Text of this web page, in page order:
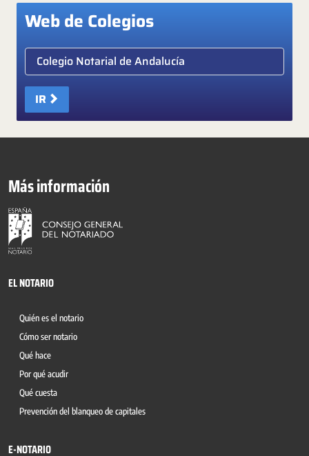
Web de Colegios
Elige colegio notarial
IR
Más información
EL NOTARIO
Quién es el notario
Cómo ser notario
Qué hace
Por qué acudir
Qué cuesta
Prevención del blanqueo de capitales
E-NOTARIO